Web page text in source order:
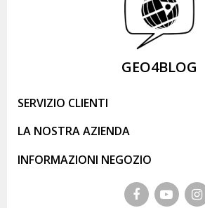
GEO4BLOG
SERVIZIO CLIENTI
LA NOSTRA AZIENDA
INFORMAZIONI NEGOZIO